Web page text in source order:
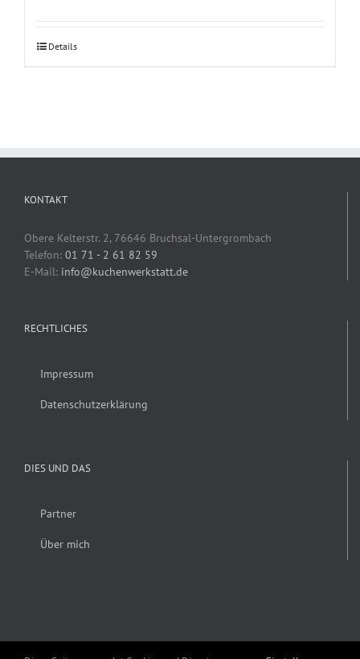
Details
KONTAKT
Obere Kelterstr. 2, 76646 Bruchsal-Untergrombach
Telefon: 01 71 - 2 61 82 59
E-Mail: info@kuchenwerkstatt.de
RECHTLICHES
Impressum
Datenschutzerklärung
DIES UND DAS
Partner
Über mich